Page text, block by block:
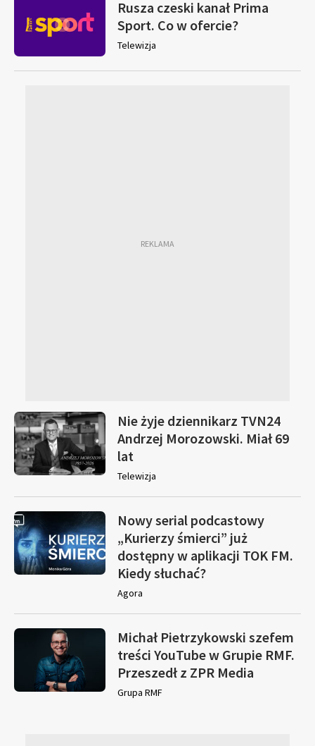
Rusza czeski kanał Prima
Sport. Co w ofercie?
Telewizja
Nie żyje dziennikarz TVN24
Andrzej Morozowski. Miał 69
lat
Telewizja
Nowy serial podcastowy
„Kurierzy śmierci” już
dostępny w aplikacji TOK FM.
Kiedy słuchać?
Agora
Michał Pietrzykowski szefem
treści YouTube w Grupie RMF.
Przeszedł z ZPR Media
Grupa RMF